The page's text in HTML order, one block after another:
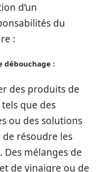
d’un
du
:
débouchage :
des produits de
que des
ou des solutions
résoudre les
mélanges de
de vinaigre ou de